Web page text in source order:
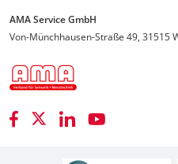
AMA Service GmbH
Von-Münchhausen-Straße 49, 31515